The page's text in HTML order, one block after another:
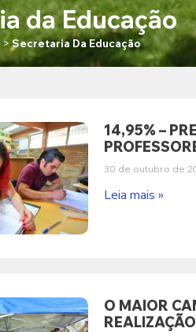
da Educação
> Secretaria Da Educação
14,95% –
30 de outubro de
Leia mais »
O MAIOR